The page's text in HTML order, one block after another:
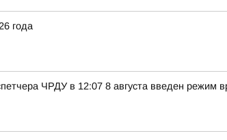
года
ЧРДУ в 12:07 8 августа введен режим